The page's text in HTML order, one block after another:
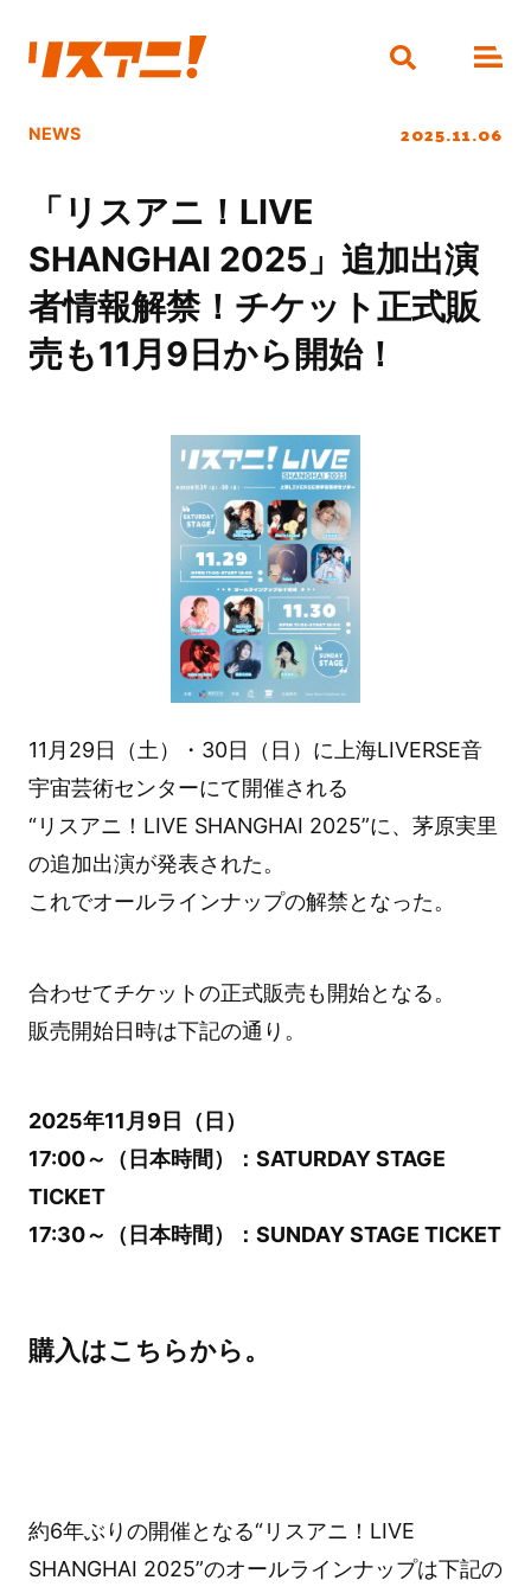
NEWS 2025.11.06
「リスアニ！LIVE
SHANGHAI 2025」追加出演
者情報解禁！チケット正式販
売も11月9日から開始！
11月29日（土）・30日（日）に上海LIVERSE音
宇宙芸術センターにて開催される
“リスアニ！LIVE SHANGHAI 2025”に、茅原実里
の追加出演が発表された。
これでオールラインナップの解禁となった。
合わせてチケットの正式販売も開始となる。
販売開始日時は下記の通り。
2025年11月9日（日）
17:00～（日本時間）：SATURDAY STAGE
TICKET
17:30～（日本時間）：SUNDAY STAGE TICKET
購入はこちらから。
約6年ぶりの開催となる“リスアニ！LIVE
SHANGHAI 2025”のオールラインナップは下記の